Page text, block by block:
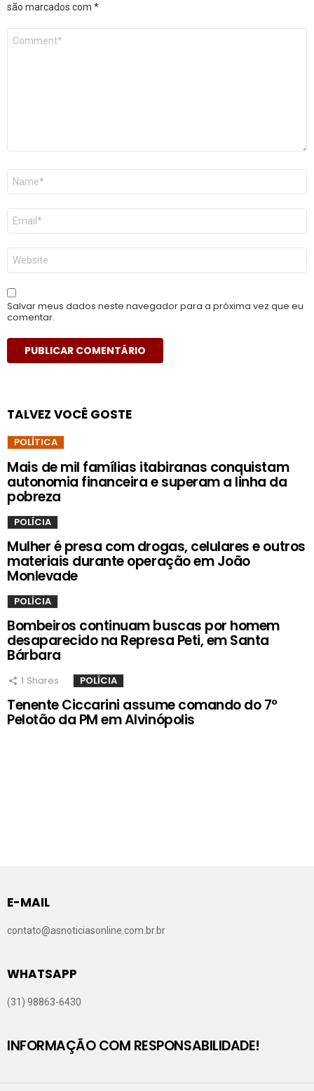
são marcados com *
Comentário
Nome
E-
mail
*
Site
Salvar meus dados neste navegador para a próxima vez que eu
comentar.
TALVEZ VOCÊ GOSTE
POLÍTICA
Mais de mil famílias itabiranas conquistam
autonomia financeira e superam a linha da
pobreza
POLÍCIA
Mulher é presa com drogas, celulares e outros
materiais durante operação em João
Monlevade
POLÍCIA
Bombeiros continuam buscas por homem
desaparecido na Represa Peti, em Santa
Bárbara
1 Shares POLÍCIA
Tenente Ciccarini assume comando do 7º
Pelotão da PM em Alvinópolis
E-MAIL
contato@asnoticiasonline.com.br.br
WHATSAPP
(31) 98863-6430
INFORMAÇÃO COM RESPONSABILIDADE!